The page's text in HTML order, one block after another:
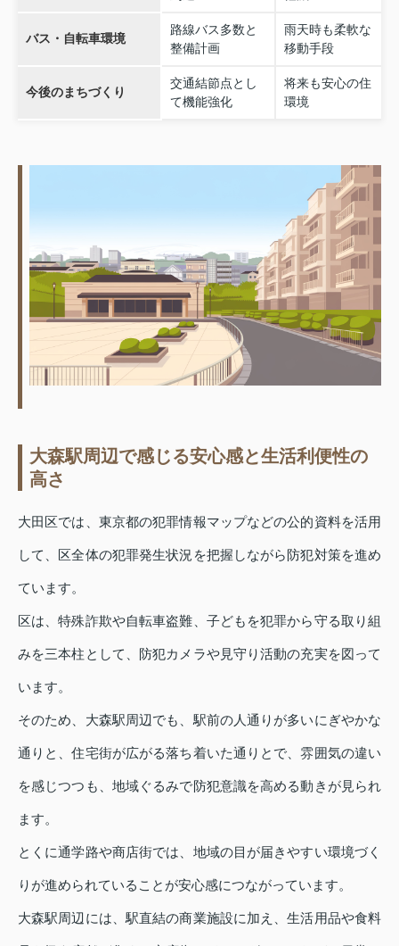
バス・自転車環境
路線バス多数と
整備計画
雨天時も柔軟な
移動手段
今後のまちづくり
交通結節点とし
て機能強化
将来も安心の住
環境
大森駅周辺で感じる安心感と生活利便性の
高さ
大田区では、東京都の犯罪情報マップなどの公的資料を活用
して、区全体の犯罪発生状況を把握しながら防犯対策を進め
ています。
区は、特殊詐欺や自転車盗難、子どもを犯罪から守る取り組
みを三本柱として、防犯カメラや見守り活動の充実を図って
います。
そのため、大森駅周辺でも、駅前の人通りが多いにぎやかな
通りと、住宅街が広がる落ち着いた通りとで、雰囲気の違い
を感じつつも、地域ぐるみで防犯意識を高める動きが見られ
ます。
とくに通学路や商店街では、地域の目が届きやすい環境づく
りが進められていることが安心感につながっています。
大森駅周辺には、駅直結の商業施設に加え、生活用品や食料